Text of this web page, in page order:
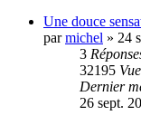
Une douce
parmichel » 24
3
32195
Dernier
26 sept.